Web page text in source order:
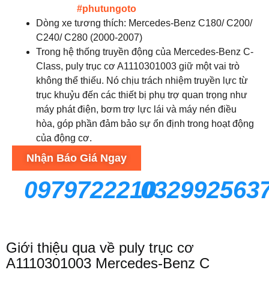
#phutungoto
Dòng xe tương thích: Mercedes-Benz C180/ C200/
C240/ C280 (2000-2007)
Trong hệ thống truyền động của Mercedes-Benz C-
Class, puly trục cơ A1110301003 giữ một vai trò
không thể thiếu. Nó chịu trách nhiệm truyền lực từ
trục khuỷu đến các thiết bị phụ trợ quan trọng như
máy phát điện, bơm trợ lực lái và máy nén điều
hòa, góp phần đảm bảo sự ổn định trong hoạt động
của động cơ.
Nhận Báo Giá Ngay
0979722210
Giới thiệu qua về puly trục cơ
A1110301003 Mercedes-Benz C